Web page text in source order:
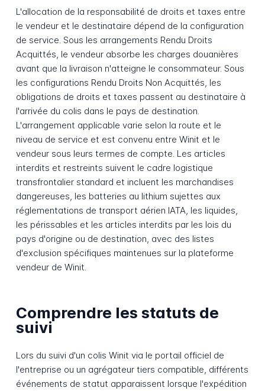
L'allocation de la responsabilité de droits et taxes entre
le vendeur et le destinataire dépend de la configuration
de service. Sous les arrangements Rendu Droits
Acquittés, le vendeur absorbe les charges douanières
avant que la livraison n'atteigne le consommateur. Sous
les configurations Rendu Droits Non Acquittés, les
obligations de droits et taxes passent au destinataire à
l'arrivée du colis dans le pays de destination.
L'arrangement applicable varie selon la route et le
niveau de service et est convenu entre Winit et le
vendeur sous leurs termes de compte. Les articles
interdits et restreints suivent le cadre logistique
transfrontalier standard et incluent les marchandises
dangereuses, les batteries au lithium sujettes aux
réglementations de transport aérien IATA, les liquides,
les périssables et les articles interdits par les lois du
pays d'origine ou de destination, avec des listes
d'exclusion spécifiques maintenues sur la plateforme
vendeur de Winit.
Comprendre les statuts de
suivi
Lors du suivi d'un colis Winit via le portail officiel de
l'entreprise ou un agrégateur tiers compatible, différents
événements de statut apparaissent lorsque l'expédition